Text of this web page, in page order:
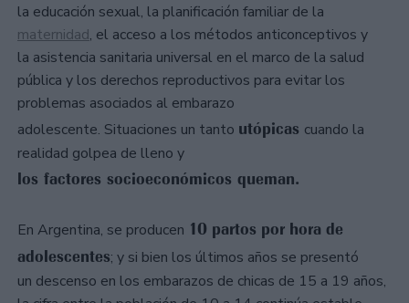
la educación sexual, la planificación familiar de la
maternidad, el acceso a los métodos anticonceptivos y
la asistencia sanitaria universal en el marco de la salud
pública y los derechos reproductivos para evitar los
problemas asociados al embarazo
adolescente. Situaciones un tanto utópicas cuando la
realidad golpea de lleno y
los factores socioeconómicos queman.
En Argentina, se producen 10 partos por hora de
adolescentes; y si bien los últimos años se presentó
un descenso en los embarazos de chicas de 15 a 19 años,